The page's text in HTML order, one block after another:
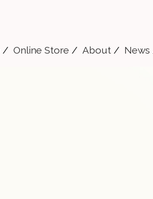
Online Store About News